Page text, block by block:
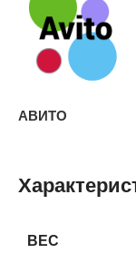
АВИТО
ВЕС